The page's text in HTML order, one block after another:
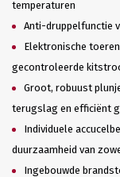
temperaturen
Anti-druppelfunctie
Elektronische
gecontroleerde
Groot, robuust
terugslag en efficiënt
Individuele
duurzaamheid van
Ingebouwde